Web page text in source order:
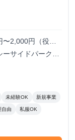
2,000円（役職
きる方 時給：
月未満活動で
サイドパークタ
未経験OK 新規事業
自由 私服OK